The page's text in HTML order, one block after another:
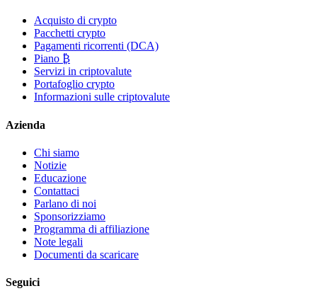
Acquisto di crypto
Pacchetti crypto
Pagamenti ricorrenti (DCA)
Piano ₿
Servizi in criptovalute
Portafoglio crypto
Informazioni sulle criptovalute
Azienda
Chi siamo
Notizie
Educazione
Contattaci
Parlano di noi
Sponsorizziamo
Programma di affiliazione
Note legali
Documenti da scaricare
Seguici